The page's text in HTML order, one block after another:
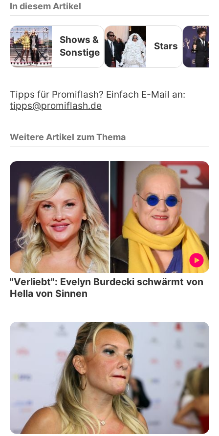
In diesem Artikel
Shows &
Sonstige
Stars
Tipps für Promiflash? Einfach E-Mail an:
tipps@promiflash.de
Weitere Artikel zum Thema
"Verliebt": Evelyn Burdecki schwärmt von
Hella von Sinnen